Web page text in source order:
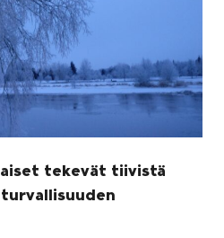
tekevät tiivistä